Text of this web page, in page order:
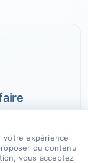
des
votre expérience
du contenu
vous acceptez